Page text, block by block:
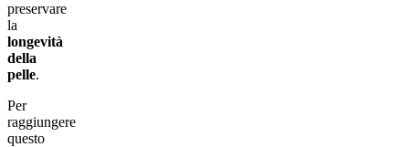
preservare
la
longevità
della
pelle.
Per
raggiungere
questo